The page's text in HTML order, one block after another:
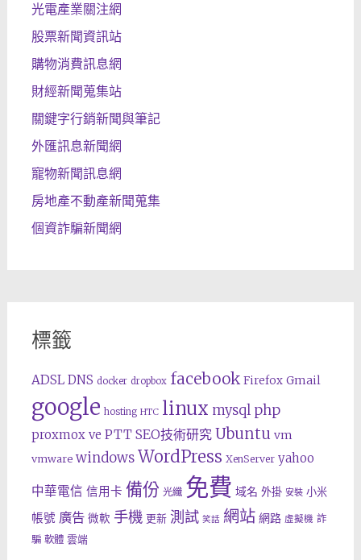
光電產業關注網
股票新聞資訊站
購物消費訊息網
財經新聞蒐集站
關鍵字行銷新聞與筆記
外匯訊息新聞網
寵物新聞訊息網
房地產不動產新聞蒐集
個資詐騙新聞網
標籤
ADSL DNS docker dropbox facebook Firefox Gmail
google hosting HTC linux mysql php
proxmox ve PTT SEO技術研究 Ubuntu vm
vmware windows WordPress XenServer yahoo
中華電信 信用卡 備份 光纖 免費 域名 外掛 安裝 小米
帳號 廣告 微軟 手機 更新 測試 笑話 網站 網路 虛擬機 詐
騙 軟體 雲端